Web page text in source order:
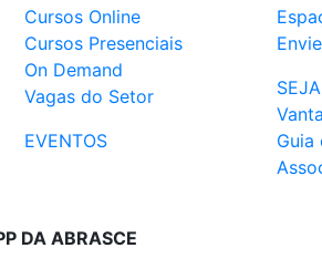
Cursos Online
Cursos Presenciais
On Demand
Vagas do Setor
EVENTOS
Guia
DA ABRASCE